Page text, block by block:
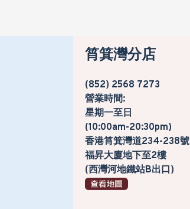
筲箕灣分店
(852) 2568 7273
營業時間:
星期一至日
(10:00am-20:30pm)
香港筲箕灣道234-238號
福昇大廈地下至2樓
(西灣河地鐵站B出口)